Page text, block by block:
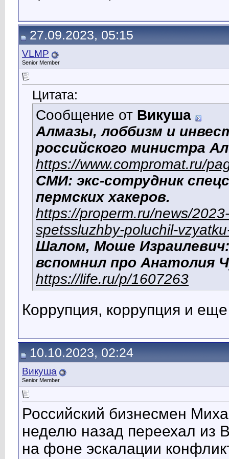
27.09.2023, 05:15
VLMP
Senior Member
Цитата:
Сообщение от Викуша
Алмазы, лоббизм и
российского министра
https://www.compromat.ru/
СМИ: экс-сотрудник
пермских хакеров.
https://properm.ru/news/
spetssluzhby-poluchil-
Шалом, Моше
вспомнил про Анатолия
https://life.ru/p/1607263
Коррупция, коррупция и
10.10.2023, 02:24
Викуша
Senior Member
Российский бизнесмен
неделю назад переехал из
на фоне эскалации